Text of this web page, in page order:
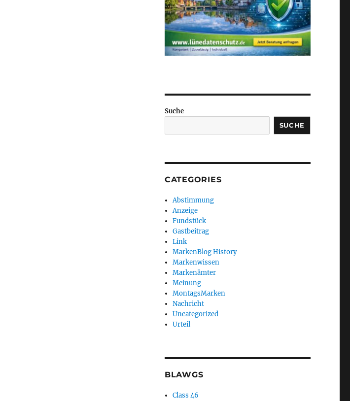
Suche
SUCHE
CATEGORIES
Abstimmung
Anzeige
Fundstück
Gastbeitrag
Link
MarkenBlog History
Markenwissen
Markenämter
Meinung
MontagsMarken
Nachricht
Uncategorized
Urteil
BLAWGS
Class 46